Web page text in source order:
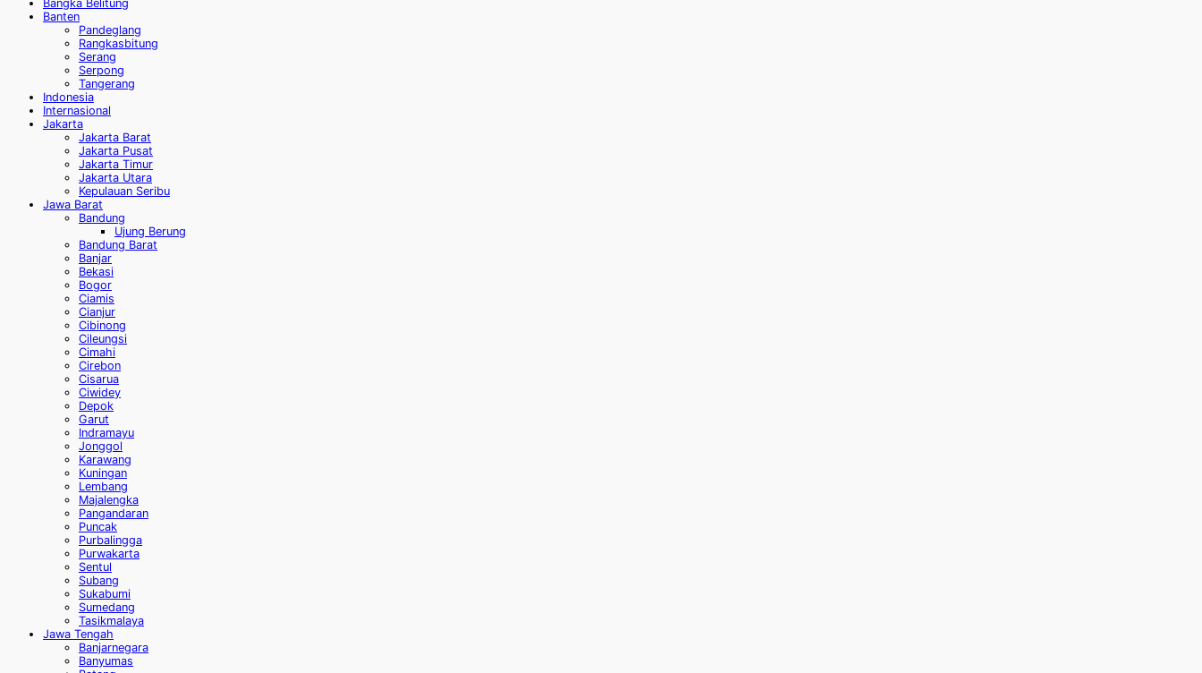
Bangka Belitung
Banten
Pandeglang
Rangkasbitung
Serang
Serpong
Tangerang
Indonesia
Internasional
Jakarta
Jakarta Barat
Jakarta Pusat
Jakarta Timur
Jakarta Utara
Kepulauan Seribu
Jawa Barat
Bandung
Ujung Berung
Bandung Barat
Banjar
Bekasi
Bogor
Ciamis
Cianjur
Cibinong
Cileungsi
Cimahi
Cirebon
Cisarua
Ciwidey
Depok
Garut
Indramayu
Jonggol
Karawang
Kuningan
Lembang
Majalengka
Pangandaran
Puncak
Purbalingga
Purwakarta
Sentul
Subang
Sukabumi
Sumedang
Tasikmalaya
Jawa Tengah
Banjarnegara
Banyumas